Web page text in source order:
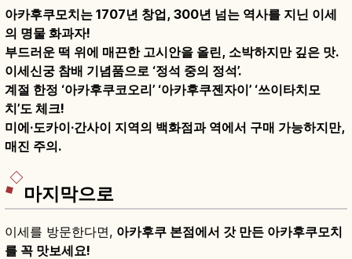
아카후쿠모치는 1707년 창업, 300년 넘는 역사를 지닌 이세
의 명물 화과자!
부드러운 떡 위에 매끈한 고시안을 올린, 소박하지만 깊은 맛.
이세신궁 참배 기념품으로 ‘정석 중의 정석’.
계절 한정 ‘아카후쿠코오리’ ‘아카후쿠젠자이’ ‘쓰이타치모
치’도 체크!
미에·도카이·간사이 지역의 백화점과 역에서 구매 가능하지만,
매진 주의.
마지막으로
이세를 방문한다면, 아카후쿠 본점에서 갓 만든 아카후쿠모치
를 꼭 맛보세요!